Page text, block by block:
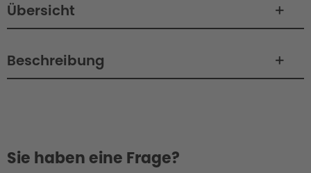
Übersicht
Beschreibung
Sie haben eine Frage?